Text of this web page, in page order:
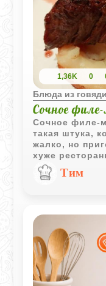
1,36K 0
Блюда из
Сочное
Сочное филе-
такая штука,
жалко, но
хуже
чем кажется.
вообще
и будет
картошка со
чесноком
нежность
очень уютный
нужно никуда
Тим